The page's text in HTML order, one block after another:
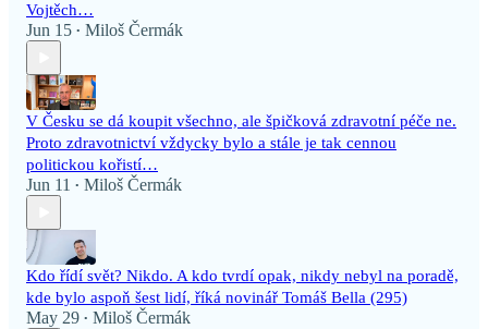
Vojtěch…
Jun 15 • Miloš Čermák
V Česku se dá koupit všechno, ale špičková zdravotní péče ne.
Proto zdravotnictví vždycky bylo a stále je tak cennou
politickou kořistí…
Jun 11 • Miloš Čermák
Kdo řídí svět? Nikdo. A kdo tvrdí opak, nikdy nebyl na poradě,
kde bylo aspoň šest lidí, říká novinář Tomáš Bella (295)
May 29 • Miloš Čermák